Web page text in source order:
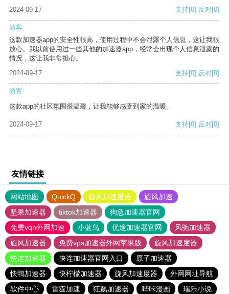
2024-09-17
支持[0] 反对[0]
游客
这款加速器app的安全性很高，使用过程中不会泄露个人信息，这让我很
放心。我以前使用过一些其他的加速器app，经常会出现个人信息泄露的
情况，这让我非常担心。
2024-09-17
支持[0] 反对[0]
游客
这款app的社区氛围很温馨，让我能够感受到家的温暖。
2024-09-17 支持[0] 反对[0]
友情链接
网站地图 QuickQ 旋风加速度器
旋风加速
坚果加速器
tiktok加速器
狗急加速器官网
免费vqn外网加速
小蓝鸟 优途加速器官网
风驰加速器
旋风加速器
免费vps加速器外网苹果版
旋风加速度器
快连加速器
快连加速器官网入口
原子加速器
快鸭加速器
快柠檬加速器 旋风加速度器
外网网址导航
软件中心
雷霆加速 狂飙加速器 哔咔漫画
瑞乐小说